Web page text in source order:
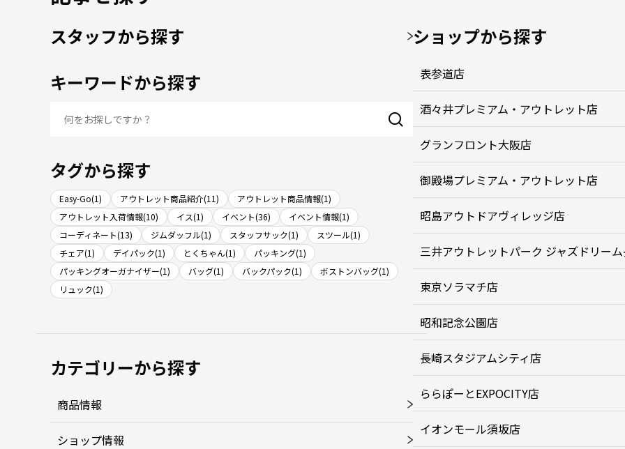
スタッフから探す
キーワードから探す
タグから探す
Easy-Go(1) アウトレット商品紹介(11)
アウトレット商品情報(1)
アウトレット入荷情報(10)
イス(1) イベント(36)
イベント情報(1)
コーディネート(13)
ジムダッフル(1) スタッフサック(1)
スツール(1)
チェア(1)
デイパック(1) とくちゃん(1)
パッキング(1)
パッキングオーガナイザー(1)
バッグ(1) バックパック(1)
ボストンバッグ(1)
リュック(1)
カテゴリーから探す
商品情報
ショップ情報
ショップから探す
表参道店
酒々井プレミアム・アウトレット店
グランフロント大阪店
御殿場プレミアム・アウトレット店
昭島アウトドアヴィレッジ店
三井アウトレットパーク ジャズドリー
東京ソラマチ店
昭和記念公園店
長崎スタジアムシティ店
ららぽーとEXPOCITY店
イオンモール須坂店